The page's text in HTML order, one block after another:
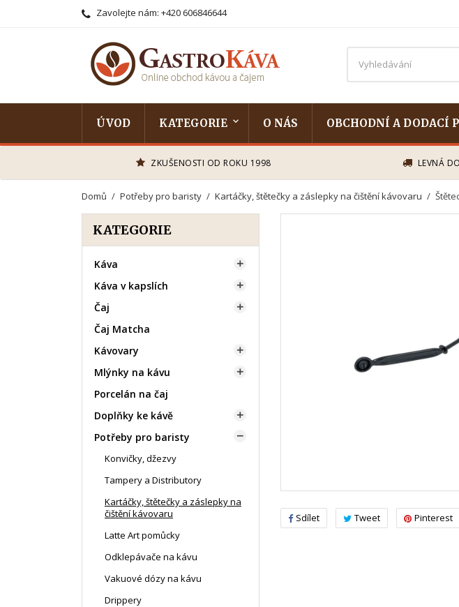
Zavolejte nám: +420 606846644
ÚVOD KATEGORIE O NÁS OBCHODNÍ A DODACÍ
ZKUŠENOSTI OD ROKU 1998 LEVNÁ
Domů Potřeby pro baristy Kartáčky, štětečky a záslepky na čištění kávovaru
KATEGORIE
Káva 
Káva v kapslích 
Čaj 
Čaj Matcha
Kávovary

Mlýnky na kávu 
Porcelán na čaj
Doplňky ke kávě

Potřeby pro baristy 
Konvičky, džezvy
Tampery a Distributory
Kartáčky, štětečky a záslepky na
čištění kávovaru
Latte Art pomůcky
Odklepávače na kávu
Vakuové dózy na kávu
Drippery
Sdílet Tweet Pinterest